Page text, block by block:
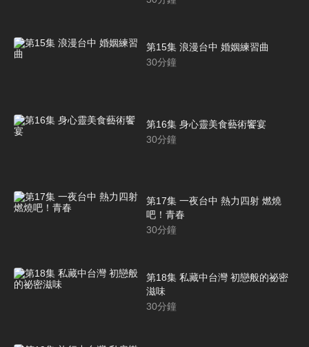
第15集 浪漫台中 婚姻練習曲
30分鐘
第16集 身心靈美食藝術饗宴
30分鐘
第17集 一夜台中 熱力四射 燃燒
吧！青春
30分鐘
第18集 私藏中台灣 初戀般的祕密
滋味
30分鐘